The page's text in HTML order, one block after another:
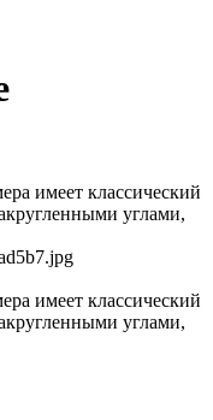
имеет классический
углами,
имеет классический
углами,